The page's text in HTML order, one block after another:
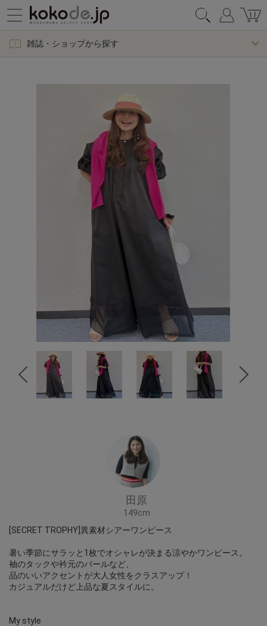
雑誌・ショップから探す
田原
149cm
[SECRET TROPHY]異素材シアーワンピース
暑い季節にサラッと1枚でオシャレが決まる涼やかワンピース。
袖のタックや衿元のパールなど、
品のいいアクセントが大人女性をクラスアップ！
カジュアルだけど上品な夏スタイルに。
My style